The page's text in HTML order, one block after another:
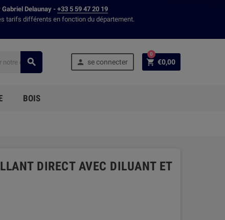
Gabriel Delaunay - +33 5 59 47 20 19
tarifs différents en fonction du département.
  se connecter  €0,00
0
BOIS
DIRECT AVEC DILUANT ET